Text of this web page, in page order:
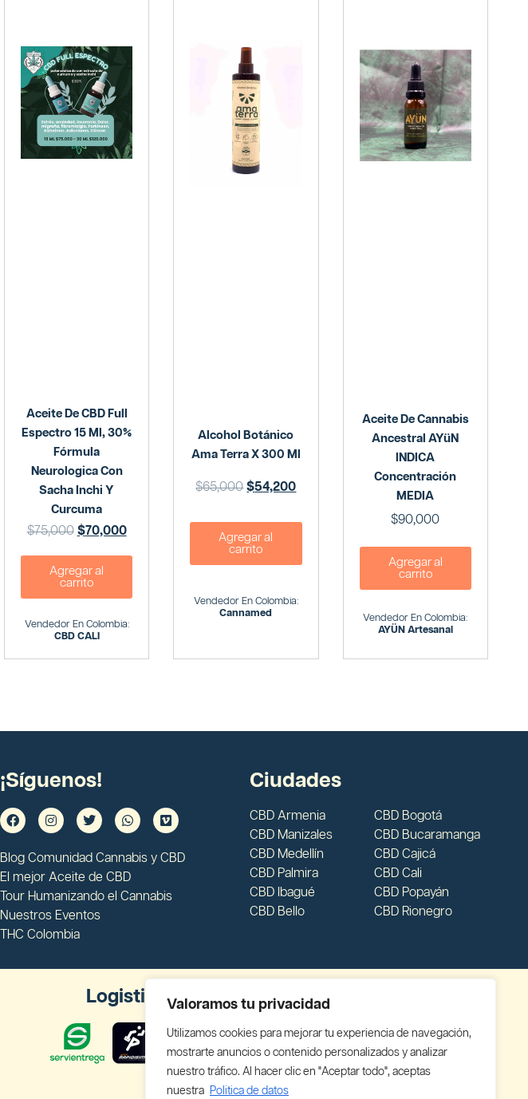
Valoramos tu privacidad
Utilizamos cookies para mejorar tu experiencia de navegación,
mostrarte anuncios o contenido personalizados y analizar
nuestro tráfico. Al hacer clic en "Aceptar todo", aceptas
nuestra Politica de datos
Aceite De CBD Full
Espectro 15 Ml, 30%
Fórmula
Neurologica Con
Sacha Inchi Y
Curcuma
$75,000 $70,000
Agregar al
carrito
Vendedor En Colombia:
CBD CALI
Alcohol Botánico
Ama Terra X 300 Ml
$65,000 $54,200
Agregar al
carrito
Vendedor En Colombia:
Cannamed
Aceite De Cannabis
Ancestral AYüN
INDICA
Concentración
MEDIA
$90,000
Agregar al
carrito
Vendedor En Colombia:
AYÜN Artesanal
¡Síguenos!
Blog Comunidad Cannabis y CBD
El mejor Aceite de CBD
Tour Humanizando el Cannabis
Nuestros Eventos
THC Colombia
Ciudades
CBD Armenia
CBD Manizales
CBD Medellín
CBD Palmira
CBD Ibagué
CBD Bello
CBD Bogotá
CBD Bucaramanga
CBD Cajicá
CBD Cali
CBD Popayán
CBD Rionegro
Logistica